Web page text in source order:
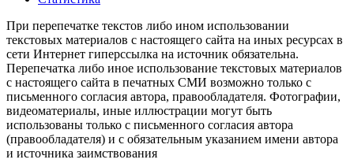
При перепечатке текстов либо ином использовании
текстовых материалов с настоящего сайта на иных ресурсах в
сети Интернет гиперссылка на источник обязательна.
Перепечатка либо иное использование текстовых материалов
с настоящего сайта в печатных СМИ возможно только с
письменного согласия автора, правообладателя. Фотографии,
видеоматериалы, иные иллюстрации могут быть
использованы только с письменного согласия автора
(правообладателя) и с обязательным указанием имени автора
и источника заимствования